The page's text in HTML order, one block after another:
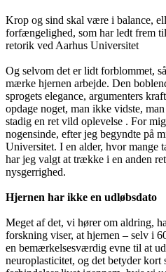
Krop og sind skal være i balance,
forfængelighed, som har ledt frem
retorik ved Aarhus Universitet
Og selvom det er lidt forblommet,
mærke hjernen arbejde. Den
sprogets elegance, argumenters
opdage noget, man ikke vidste,
stadig en ret vild oplevelse . For
nogensinde, efter jeg begyndte på
Universitet. I en alder, hvor mange
har jeg valgt at trække i en anden
nysgerrighed.
Hjernen har ikke en udløbsdato
Meget af det, vi hører om aldring,
forskning viser, at hjernen – selv i
en bemærkelsesværdig evne til at
neuroplasticitet, og det betyder kort